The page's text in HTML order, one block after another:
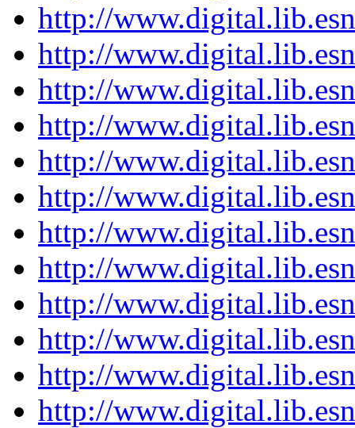
http://
http://
http://
http://
http://
http://
http://
http://
http://
http://
http://
http://